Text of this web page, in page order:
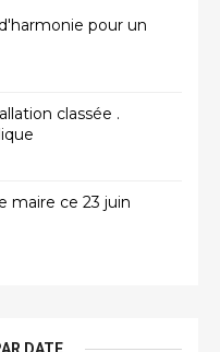
pour un
classée .
maire ce 23 juin